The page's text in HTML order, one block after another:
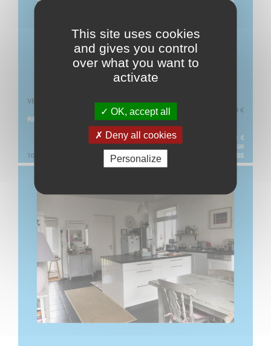
VENTE MAISON
219 900 €
RÉVILLE
210 000 € + HONORAIRES DE NÉGO. TTC : 9 900 €
SOIT 4,71% À LA CHARGE DE L'ACQUÉREUR
103.0 M² RÉF. 3405
This site uses cookies
and gives you control
over what you want to
activate
OK, accept all
Deny all cookies
Personalize